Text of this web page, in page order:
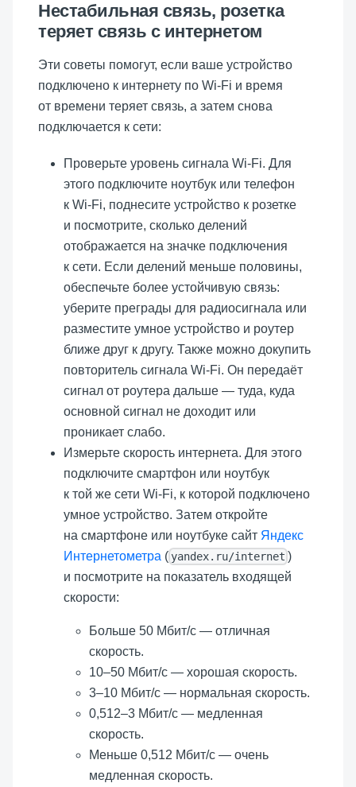
Нестабильная связь, розетка
теряет связь с интернетом
Эти советы помогут, если ваше устройство
подключено к интернету по Wi-Fi и время
от времени теряет связь, а затем снова
подключается к сети:
Проверьте уровень сигнала Wi-Fi. Для
этого подключите ноутбук или телефон
к Wi-Fi, поднесите устройство к розетке
и посмотрите, сколько делений
отображается на значке подключения
к сети. Если делений меньше половины,
обеспечьте более устойчивую связь:
уберите преграды для радиосигнала или
разместите умное устройство и роутер
ближе друг к другу. Также можно докупить
повторитель сигнала Wi-Fi. Он передаёт
сигнал от роутера дальше — туда, куда
основной сигнал не доходит или
проникает слабо.
Измерьте скорость интернета. Для этого
подключите смартфон или ноутбук
к той же сети Wi-Fi, к которой подключено
умное устройство. Затем откройте
на смартфоне или ноутбуке сайт Яндекс
Интернетометра ( yandex.ru/internet )
и посмотрите на показатель входящей
скорости:
Больше 50 Мбит/с — отличная
скорость.
10–50 Мбит/с — хорошая скорость.
3–10 Мбит/с — нормальная скорость.
0,512–3 Мбит/с — медленная
скорость.
Меньше 0,512 Мбит/с — очень
медленная скорость.